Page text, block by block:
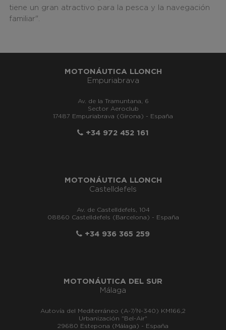
tiene un gran atractivo para la pesca y la navegación
familiar".
MOTONÁUTICA LLONCH
Empuriabrava
Av. de la Tramuntana, 6
Sector Aeroclub
17487 Empuriabrava (Girona) - España
+34 972 452 161
MOTONÁUTICA LLONCH
Castelldefels
Av. de Castelldefels, 104
08860 Castelldefels (Barcelona) - España
+34 936 365 259
MOTONÁUTICA DEL SUR
Málaga
Autovía del Mediterráneo (A-7/N-340) KM166,2
Urbanización "Bel-Air"
29680 Estepona (Málaga) - España